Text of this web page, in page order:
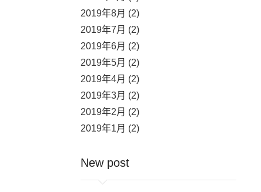
2019年8月 (2)
2019年7月 (2)
2019年6月 (2)
2019年5月 (2)
2019年4月 (2)
2019年3月 (2)
2019年2月 (2)
2019年1月 (2)
New post